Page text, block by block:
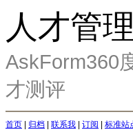
人才管
AskForm360
才测评
首页 归档 联系我 订阅 标准站